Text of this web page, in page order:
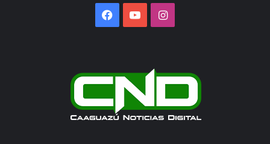
Facebook
YouTubeInstagram